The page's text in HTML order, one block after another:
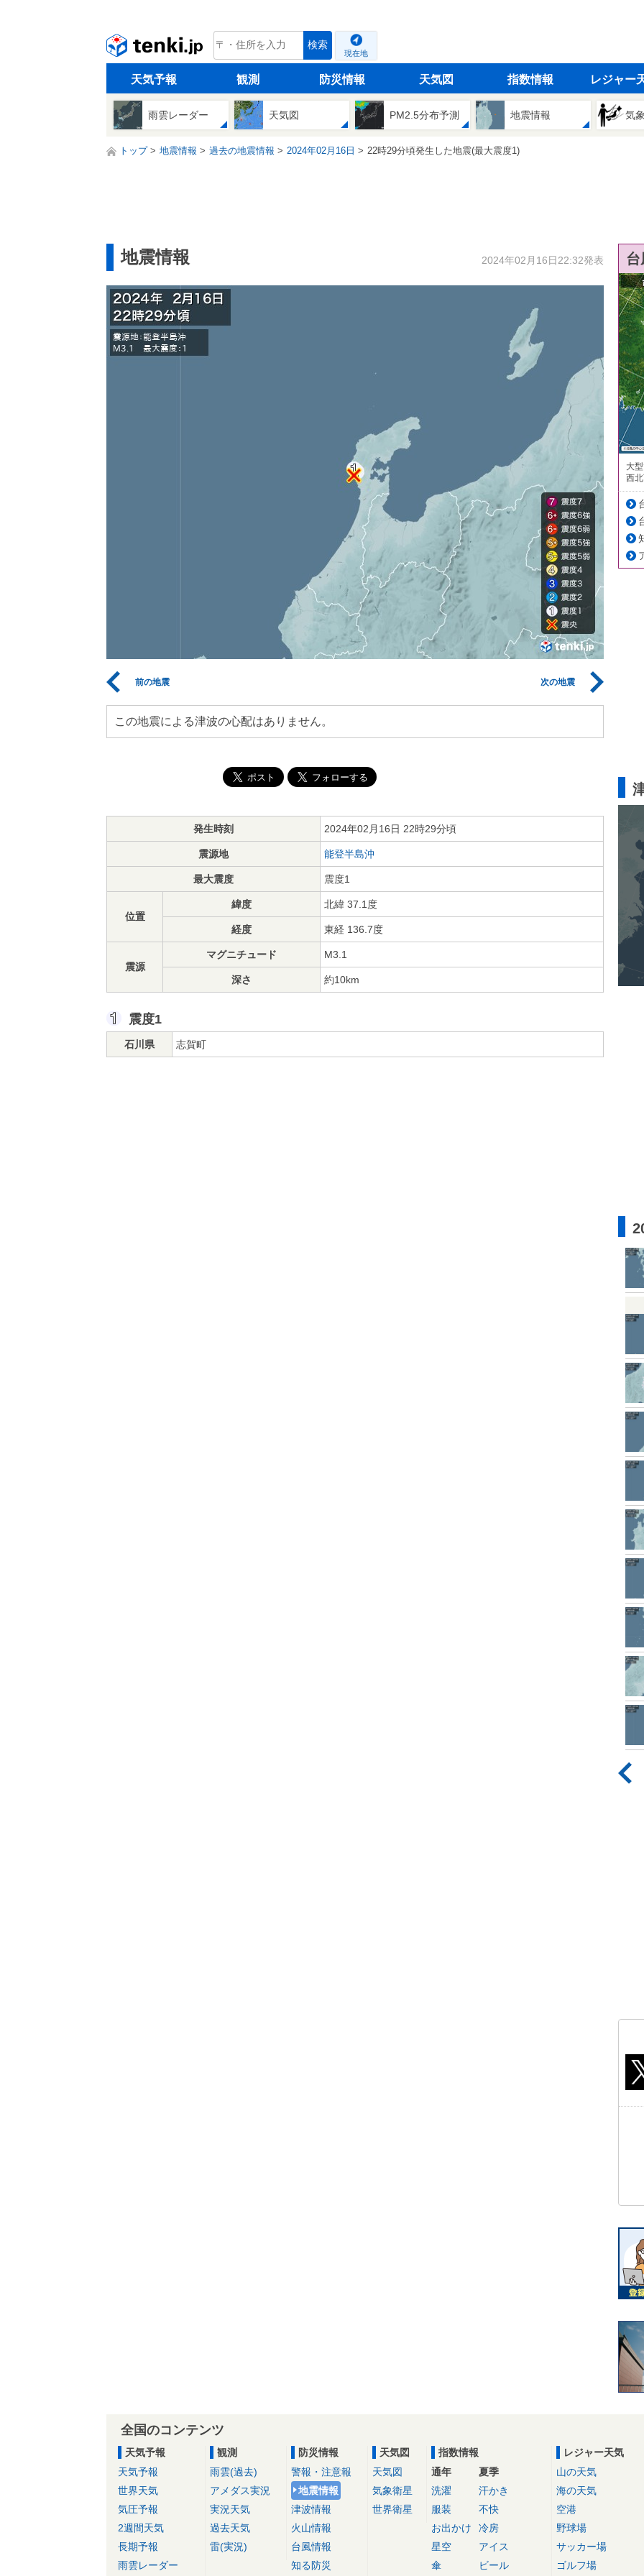
tenki.jp 検索
現在地
天気予報 観測 防災情報 天気図 指数情報 レジャー
雨雲レーダー 天気図 PM2.5分布予測 地震情報 気
トップ 地震情報 過去の地震情報 2024年02月16日 22時29分頃発生した地震(最大震度1)
地震情報 2024年02月16日22:32発表
前の地震 次の地震
この地震による津波の心配はありません。
発生時刻 2024年02月16日 22時29分頃
震源地 能登半島沖
最大震度 震度1
位置
緯度 北緯 37.1度
経度 東経 136.7度
震源
マグニチュード M3.1
深さ 約10km
震度1
石川県 志賀町
大
西
全国のコンテンツ
天気予報
天気予報
世界天気
気圧予報
2週間天気
長期予報
雨雲レーダー
観測
雨雲(過去)
アメダス実況
実況天気
過去天気
雷(実況)
防災情報
警報・注意報
地震情報
津波情報
火山情報
台風情報
知る防災
天気図
天気図
気象衛星
世界衛星
指数情報
通年
洗濯
服装
お出かけ
星空
傘
夏季
汗かき
不快
冷房
アイス
ビール
レジャー天気
山の天気
海の天気
空港
野球場
サッカー場
ゴルフ場